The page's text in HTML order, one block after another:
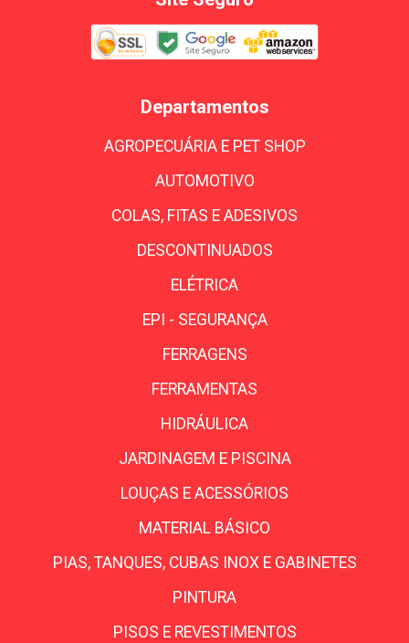
Departamentos
AGROPECUÁRIA E PET SHOP
AUTOMOTIVO
COLAS, FITAS E ADESIVOS
DESCONTINUADOS
ELÉTRICA
EPI - SEGURANÇA
FERRAGENS
FERRAMENTAS
HIDRÁULICA
JARDINAGEM E PISCINA
LOUÇAS E ACESSÓRIOS
MATERIAL BÁSICO
PIAS, TANQUES, CUBAS INOX E GABINETES
PINTURA
PISOS E REVESTIMENTOS